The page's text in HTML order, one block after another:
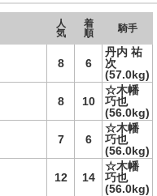
人
気
着
順
騎手
8 6
丹内 祐
次
(57.0kg)
8 10
☆木幡
巧也
(56.0kg)
7 6
☆木幡
巧也
(56.0kg)
12 14
☆木幡
巧也
(56.0kg)